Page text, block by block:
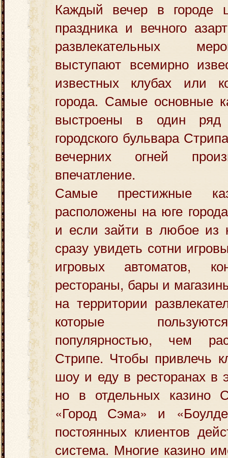
Каждый вечер в городе
праздника и вечного
развлекательных
выступают всемирно
известных клубах или
города. Самые основные
выстроены в один ряд
городского бульвара
вечерних огней
впечатление.
Самые престижные
расположены на юге
и если зайти в любое из
сразу увидеть сотни
игровых автоматов,
рестораны, бары и
на территории
которые
популярностью, чем
Стрипе. Чтобы привлечь
шоу и еду в ресторанах в
но в отдельных казино
«Город Сэма» и
постоянных клиентов
система. Многие казино